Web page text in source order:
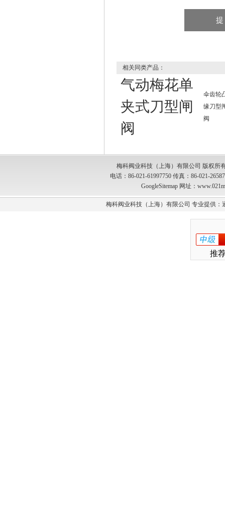
相关同类产品：
气动梅花单
夹式刀型闸
阀
伞齿轮
缘刀型
阀
梅科阀业科技（上海）有限公司 版权所
电话：86-021-61997750 传真：86-021-
GoogleSitemap 网址：
梅科阀业科技（上海）有限公司 专业提供
推